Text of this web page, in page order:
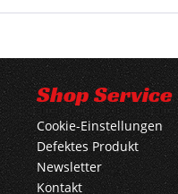
Shop Service
Cookie-Einstellungen
Defektes Produkt
Newsletter
Kontakt